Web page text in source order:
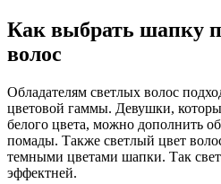
Как выбрать шапку
волос
Обладателям светлых волос
цветовой гаммы. Девушки,
белого цвета, можно дополнить
помады. Также светлый цвет
темными цветами шапки. Так
эффектней.